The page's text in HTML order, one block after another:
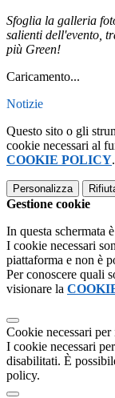
Sfoglia la galleria
salienti dell'evento,
più Green!
Caricamento...
Notizie
Questo sito o gli
cookie necessari al
COOKIE POLICY.
Personalizza
Gestione cookie
In questa schermata
I cookie necessari
piattaforma e non è
Per conoscere quali
visionare la
Cookie necessari
I cookie necessari
disabilitati. È
policy.